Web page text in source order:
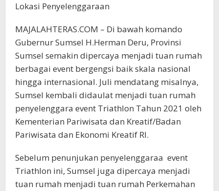
Lokasi Penyelenggaraan
MAJALAHTERAS.COM – Di bawah komando
Gubernur Sumsel H.Herman Deru, Provinsi
Sumsel semakin dipercaya menjadi tuan rumah
berbagai event bergengsi baik skala nasional
hingga internasional. Juli mendatang misalnya,
Sumsel kembali didaulat menjadi tuan rumah
penyelenggara event Triathlon Tahun 2021 oleh
Kementerian Pariwisata dan Kreatif/Badan
Pariwisata dan Ekonomi Kreatif RI.
Sebelum penunjukan penyelenggaraa event
Triathlon ini, Sumsel juga dipercaya menjadi
tuan rumah menjadi tuan rumah Perkemahan